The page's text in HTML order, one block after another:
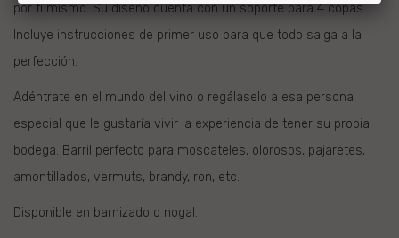
por ti mismo. Su diseño cuenta con un soporte para 4 copas.
Incluye instrucciones de primer uso para que todo salga a la
perfección.
Adéntrate en el mundo del vino o regálaselo a esa persona
especial que le gustaría vivir la experiencia de tener su propia
bodega. Barril perfecto para moscateles, olorosos, pajaretes,
amontillados, vermuts, brandy, ron, etc.
Disponible en barnizado o nogal.